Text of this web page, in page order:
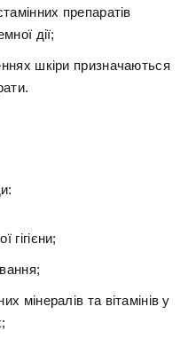
препаратів
дії;
шкіри призначаються
гігієни;
мінералів та вітамінів у